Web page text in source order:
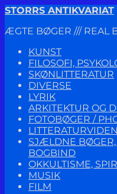
Spring
navigation
Spring
indhold
STORRS ANTIKVARIAT
ÆGTE BØGER /// REAL
KUNST
FILOSOFI,
SKØNLITTERATUR
DIVERSE
LYRIK
ARKITEKTUR OG
FOTOBØGER /
SJÆLDNE BØGER,
BOGBIND
OKKULTISME,
MUSIK
FILM